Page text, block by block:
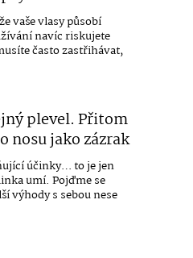
vaše vlasy působí
navíc riskujete
často zastřihávat,
plevel. Přitom
nosu jako zázrak
účinky… to je jen
umí. Pojďme se
výhody s sebou nese